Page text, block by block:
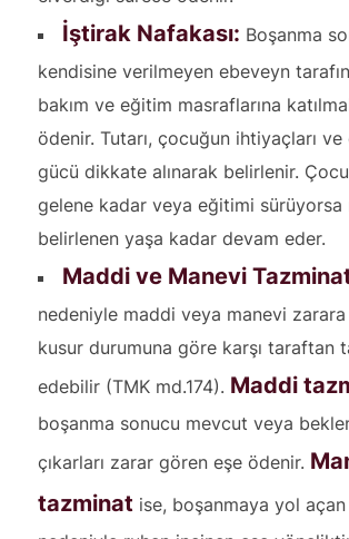
İştirak Nafakası: Boşanma
kendisine verilmeyen ebeveyn
bakım ve eğitim masraflarına
ödenir. Tutarı, çocuğun ihtiyaçları
gücü dikkate alınarak belirlenir.
gelene kadar veya eğitimi sürüyorsa
belirlenen yaşa kadar devam eder.
Maddi ve Manevi
nedeniyle maddi veya manevi
kusur durumuna göre karşı taraftan
edebilir (TMK md.174). Maddi
boşanma sonucu mevcut veya
çıkarları zarar gören eşe ödenir.
tazminatise, boşanmaya yol